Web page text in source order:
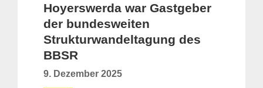
Hoyerswerda war Gastgeber
der bundesweiten
Strukturwandeltagung des
BBSR
9. Dezember 2025